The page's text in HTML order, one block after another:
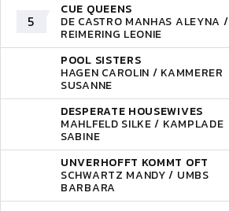
5
CUE QUEENS
DE CASTRO MANHAS ALEYNA /
REIMERING LEONIE
POOL SISTERS
HAGEN CAROLIN / KAMMERER
SUSANNE
DESPERATE HOUSEWIVES
MAHLFELD SILKE / KAMPLADE
SABINE
UNVERHOFFT KOMMT OFT
SCHWARTZ MANDY / UMBS
BARBARA